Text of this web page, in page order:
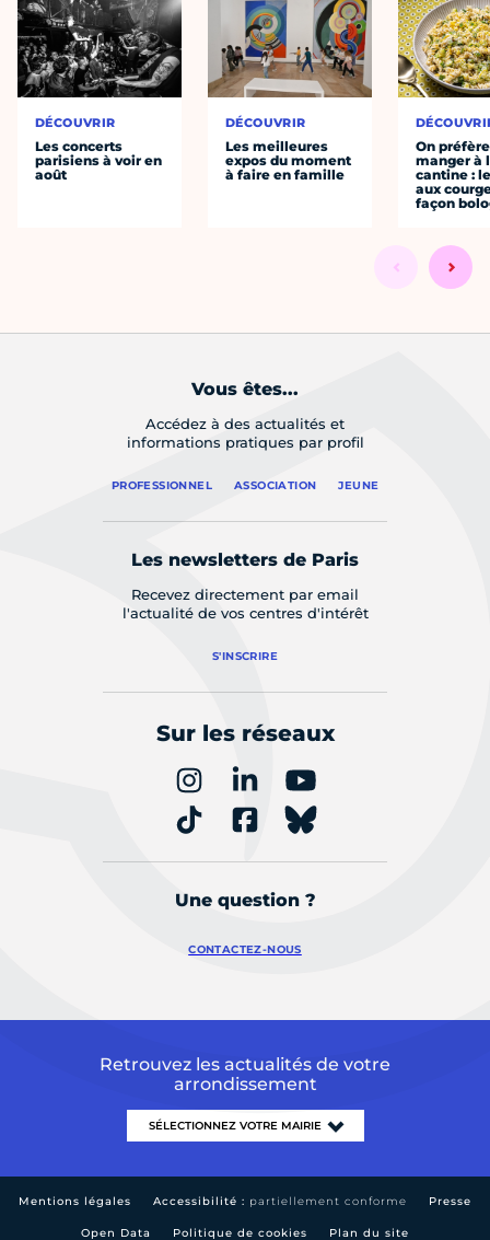
DÉCOUVRIR
Les concerts
parisiens à voir en
août
DÉCOUVRIR
Les meilleures
expos du moment
à faire en famille
On préfère
manger à
cantine :
aux
façon
Vous êtes...
Accédez à des actualités et
informations pratiques par profil
PROFESSIONNEL ASSOCIATION JEUNE
Les newsletters de Paris
Recevez directement par email
l'actualité de vos centres d'intérêt
S'INSCRIRE
Sur les réseaux
Une question ?
CONTACTEZ-NOUS
Retrouvez les actualités de votre
arrondissement
Mentions légales Accessibilité : partiellement conforme Presse
Open Data Politique de cookies Plan du site